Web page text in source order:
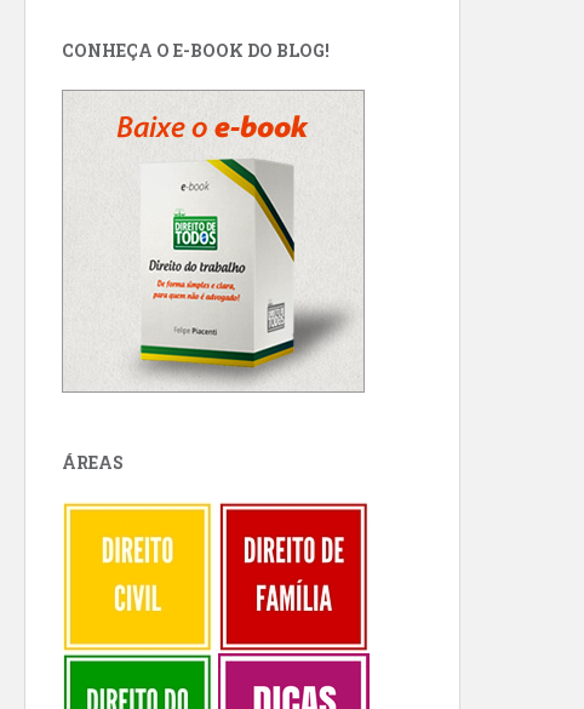
CONHEÇA O E-BOOK DO BLOG!
ÁREAS